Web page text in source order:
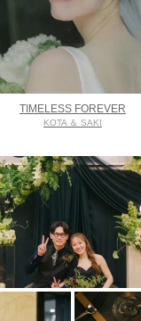
TIMELESS FOREVER
KOTA ＆ SAKI